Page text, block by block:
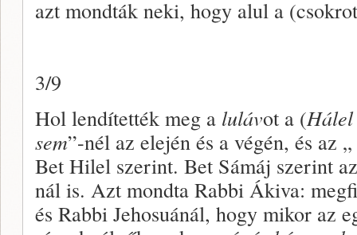
azt mondták neki, hogy alul a
3/9
Hol lendítették meg a lulávot a (Hálel
sem”-nél az elején és a végén, és az „
Bet Hilel szerint. Bet Sámáj szerint
nál is. Azt mondta Rabbi Ákiva:
és Rabbi Jehosuánál, hogy mikor az